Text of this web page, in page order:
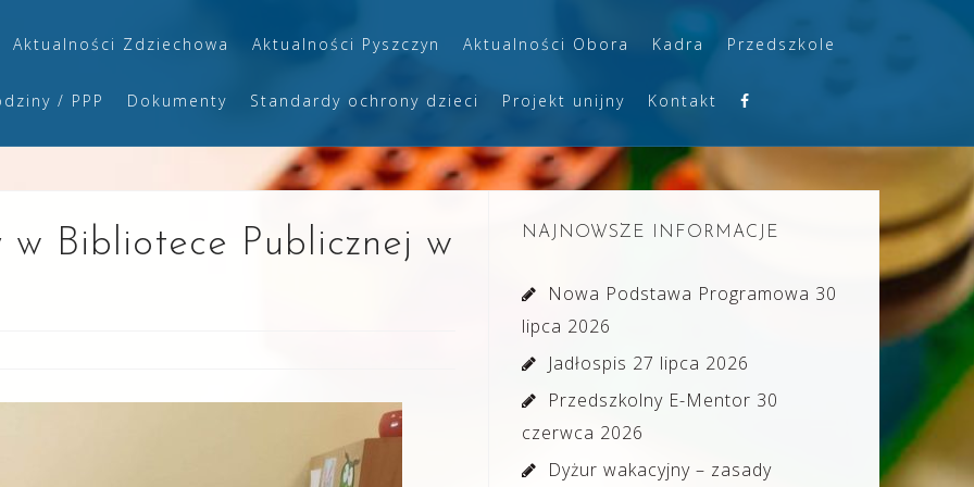
Aktualności Zdziechowa Aktualności Pyszczyn Aktualności Obora Kadra Przedszkole
/ PPP Dokumenty Standardy ochrony dzieci Projekt unijny Kontakt
Bibliotece Publicznej w
NAJNOWSZE INFORMACJE
Nowa Podstawa Programowa 30
lipca 2026
Jadłospis 27 lipca 2026
Przedszkolny E-Mentor 30
czerwca 2026
Dyżur wakacyjny – zasady